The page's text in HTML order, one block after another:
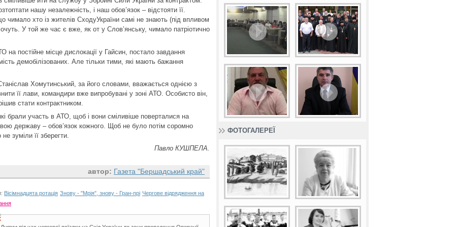
нашу незалежність, і наш обов’язок – відстояти її.
чимало хто із жителів СходуУкраїни самі не знають (під впливом
У той же час є вже, як от у Слов’янську, чимало патріотично
на постійне місце дислокації у Гайсин, постало завдання
демобілізованих. Але тільки тими, які мають бажання
Хомутинський, за його словами, вважається однією з
її лави, командири вже випробувані у зоні АТО. Особисто він,
стати контрактником.
брали участь в АТО, щоб і вони сміливіше поверталися на
державу – обов’язок кожного. Щоб не було потім соромно
зуміли її зберегти.
Павло КУШПЕЛА.
автор: Газета "Бершадський край"
Вісімнадцята ротація Знову - "Мрія", знову - Гран-прі Чергове відрядження на
ФОТОГАЛЕРЕЇ